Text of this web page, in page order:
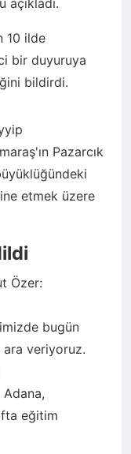
10 ilde
bir duyuruya
bildirdi.
Pazarcık
etmek üzere
Özer:
bugün
veriyoruz.
Adana,
eğitim